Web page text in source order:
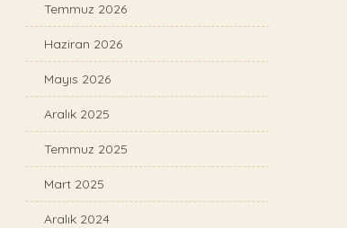
Temmuz 2026
Haziran 2026
Mayıs 2026
Aralık 2025
Temmuz 2025
Mart 2025
Aralık 2024